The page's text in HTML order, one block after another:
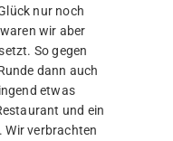
nur noch
wir aber
So gegen
dann auch
etwas
und ein
Wir verbrachten